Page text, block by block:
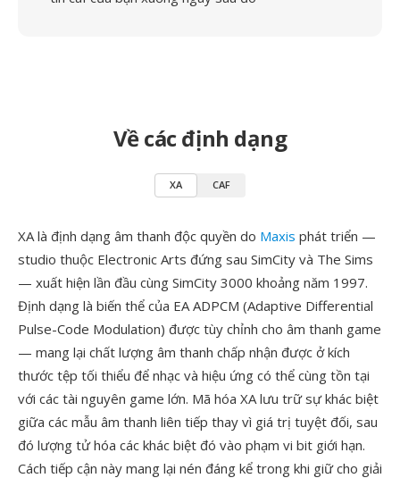
Về các định dạng
XA CAF
XA là định dạng âm thanh độc quyền do Maxis phát triển —
studio thuộc Electronic Arts đứng sau SimCity và The Sims
— xuất hiện lần đầu cùng SimCity 3000 khoảng năm 1997.
Định dạng là biến thể của EA ADPCM (Adaptive Differential
Pulse-Code Modulation) được tùy chỉnh cho âm thanh game
— mang lại chất lượng âm thanh chấp nhận được ở kích
thước tệp tối thiểu để nhạc và hiệu ứng có thể cùng tồn tại
với các tài nguyên game lớn. Mã hóa XA lưu trữ sự khác biệt
giữa các mẫu âm thanh liên tiếp thay vì giá trị tuyệt đối, sau
đó lượng tử hóa các khác biệt đó vào phạm vi bit giới hạn.
Cách tiếp cận này mang lại nén đáng kể trong khi giữ cho giải